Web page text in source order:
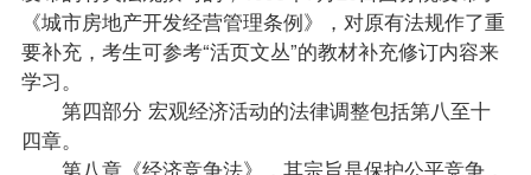
《城市房地产开发经营管理条例》，对原有法规作了重
要补充，考生可参考“活页文丛”的教材补充修订内容来
学习。
第四部分 宏观经济活动的法律调整包括第八至十
四章。
第八章《经济竞争法》，其宗旨是保护公平竞争，